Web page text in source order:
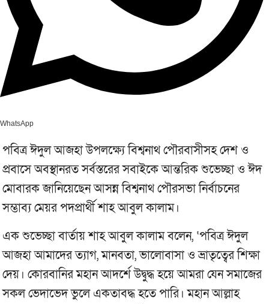
WhatsApp
পবিত্র ঈদুল আজহা উপলক্ষ্যে বিশ্বনাথ পৌরবাসীসহ দেশ ও
প্রবাসে অবস্থানরত সর্বস্তরের সবাইকে আন্তরিক শুভেচ্ছা ও ঈদ
মোবারক জানিয়েছেন আসন্ন বিশ্বনাথ পৌরসভা নির্বাচনের
সম্ভাব্য মেয়র পদপ্রার্থী শাহ আবুল কালাম।
এক শুভেচ্ছা বার্তায় শাহ আবুল কালাম বলেন, ‘পবিত্র ঈদুল
আজহা আমাদের ত্যাগ, মানবতা, ভালোবাসা ও ভ্রাতৃত্বের শিক্ষা
দেয়। কোরবানির মহান আদর্শে উদ্বুদ্ধ হয়ে আমরা যেন সমাজের
সকল ভেদাভেদ ভুলে একতাবদ্ধ হতে পারি। মহান আল্লাহ